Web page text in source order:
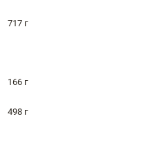
717 г
166 г
498 г